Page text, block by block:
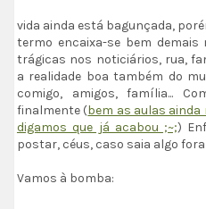
vida ainda está bagunçada,
termo encaixa-se bem demais
trágicas nos noticiários, rua,
a realidade boa também do
comigo, amigos, família...
finalmente (bem as aulas
digamos que já acabou ;~;)
postar, céus, caso saia algo
Vamos à bomba: